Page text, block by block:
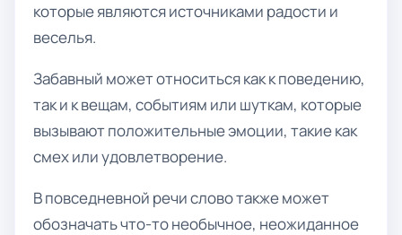
которые являются источниками радости и
веселья.
Забавный может относиться как к поведению,
так и к вещам, событиям или шуткам, которые
вызывают положительные эмоции, такие как
смех или удовлетворение.
В повседневной речи слово также может
обозначать что-то необычное, неожиданное